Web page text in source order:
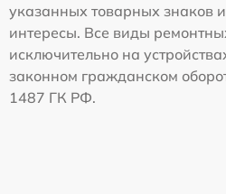
указанных товарных знаков
интересы. Все виды
исключительно на
законном гражданском
1487 ГК РФ.